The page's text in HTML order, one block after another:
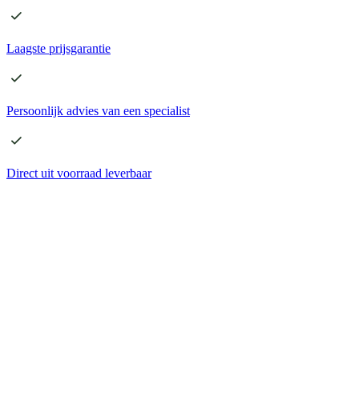
Laagste prijsgarantie
Persoonlijk advies van een specialist
Direct uit voorraad leverbaar